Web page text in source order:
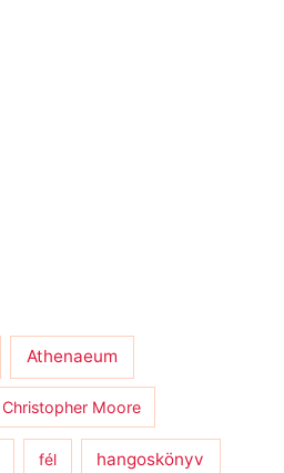
Athenaeum
Christopher Moore
fél hangoskönyv